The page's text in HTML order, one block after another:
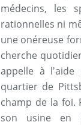
médecins, les
rationnelles ni
une onéreuse
cherche
appelle à l'aide
quartier de
champ de la foi.
son usine en